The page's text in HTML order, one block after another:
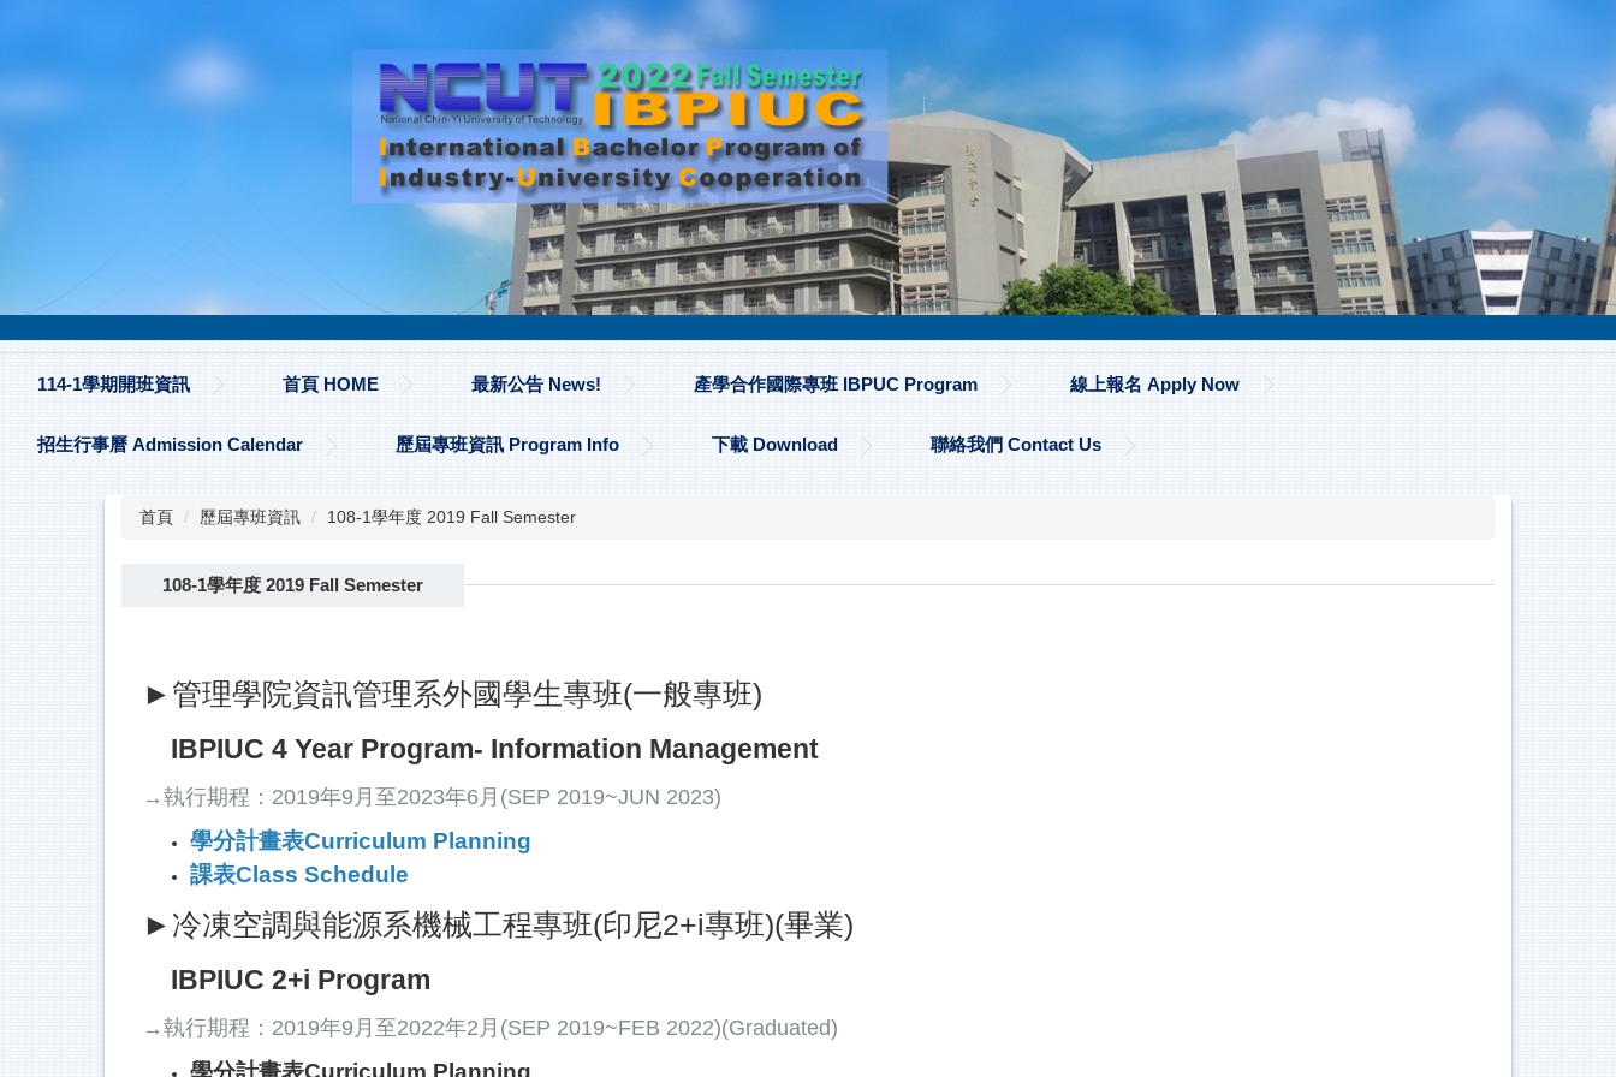
114-1學期開班資訊 首頁 HOME 最新公告 News! 產學合作國際專班 IBPUC Program 線上報名 Apply Now
招生行事曆 Admission Calendar 歷屆專班資訊 Program Info 下載 Download 聯絡我們 Contact Us
首頁 歷屆專班資訊 108-1學年度 2019 Fall Semester
108-1學年度 2019 Fall Semester
►管理學院資訊管理系外國學生專班(一般專班)
IBPIUC 4 Year Program- Information Management
→執行期程：2019年9月至2023年6月(SEP 2019~JUN 2023)
學分計畫表Curriculum Planning
課表Class Schedule
►冷凍空調與能源系機械工程專班(印尼2+i專班)(畢業)
IBPIUC 2+i Program
→執行期程：2019年9月至2022年2月(SEP 2019~FEB 2022)(Graduated)
學分計畫表Curriculum Planning